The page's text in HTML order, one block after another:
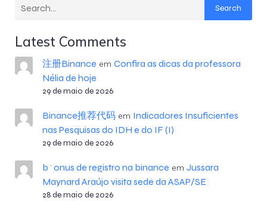
Search
Latest Comments
注册Binance em Confira as dicas da professora
Nélia de hoje
29 de maio de 2026
Binance推荐代码em Indicadores Insuficientes
nas Pesquisas do IDH e do IF (I)
29 de maio de 2026
b^onus de registro na binance em Jussara
Maynard Araújo visita sede da ASAP/SE
28 de maio de 2026